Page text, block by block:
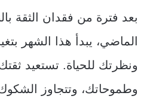
بعد فترة من فقدان الثقة
الماضي، يبدأ هذا الشهر
ونظرتك للحياة. تستعيد
وطموحاتك، وتتجاوز